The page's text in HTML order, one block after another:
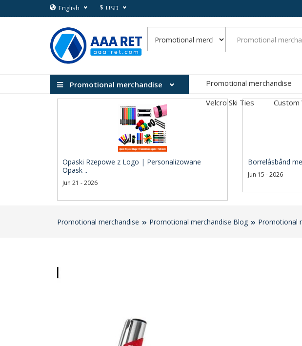
English $ USD
Promotional merchandise Promotional merchandise
Velcro Ski Ties
Custom
Opaski Rzepowe z Logo | Personalizowane
Opask ..
Jun 21 - 2026
Borrelåsbånd
Jun 15 - 2026
Promotional merchandise Promotional merchandise Blog Promotional